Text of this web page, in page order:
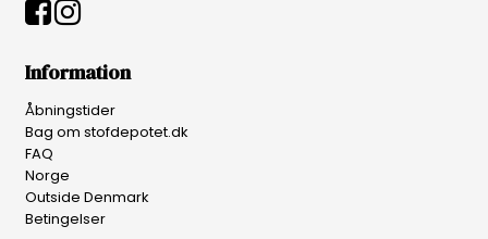
Information
Åbningstider
Bag om stofdepotet.dk
FAQ
Norge
Outside Denmark
Betingelser